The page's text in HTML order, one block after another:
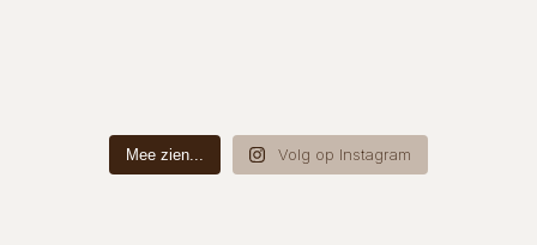
Mee zien... Volg op Instagram